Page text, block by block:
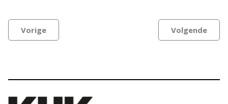
Vorige Volgende